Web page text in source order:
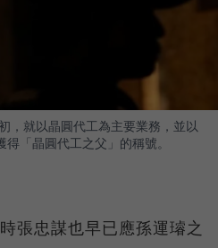
，就以晶圓代工為主要業務，並以
「晶圓代工之父」的稱號。
張忠謀也早已應孫運璿之